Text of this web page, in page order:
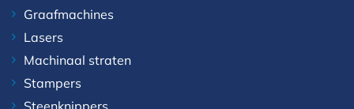
Graafmachines
Lasers
Machinaal straten
Stampers
Steenknippers